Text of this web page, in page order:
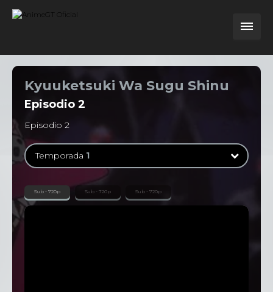
Kyuuketsuki Wa Sugu Shinu
Episodio 2
Episodio 2
Temporada 1
Temporada 1
12 Episodios
Sub - 720p Sub - 720p Sub - 720p